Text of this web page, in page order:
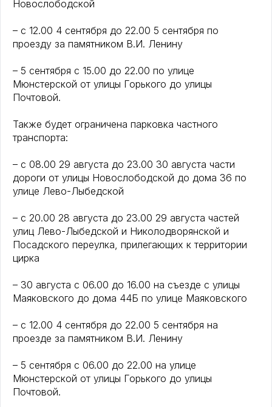
Новослободской
– с 12.00 4 сентября до 22.00 5 сентября по
проезду за памятником В.И. Ленину
– 5 сентября с 15.00 до 22.00 по улице
Мюнстерской от улицы Горького до улицы
Почтовой.
Также будет ограничена парковка частного
транспорта:
– с 08.00 29 августа до 23.00 30 августа части
дороги от улицы Новослободской до дома 36 по
улице Лево-Лыбедской
– с 20.00 28 августа до 23.00 29 августа частей
улиц Лево-Лыбедской и Николодворянской и
Посадского переулка, прилегающих к территории
цирка
– 30 августа с 06.00 до 16.00 на съезде с улицы
Маяковского до дома 44Б по улице Маяковского
– с 12.00 4 сентября до 22.00 5 сентября на
проезде за памятником В.И. Ленину
– 5 сентября с 06.00 до 22.00 на улице
Мюнстерской от улицы Горького до улицы
Почтовой.